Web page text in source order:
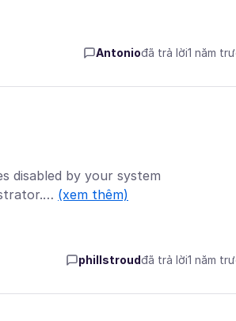
Antoniođã trả lời1 năm
disabled by your system
(xem thêm)
phillstroudđã trả lời1 năm